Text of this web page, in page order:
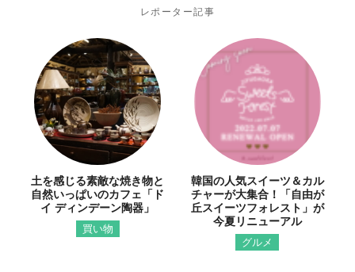
レポーター記事
土を感じる素敵な焼き物と
自然いっぱいのカフェ「ド
イ ディンデーン陶器」
買い物
韓国の人気スイーツ＆カル
チャーが大集合！「自由が
丘スイーツフォレスト」が
今夏リニューアル
グルメ